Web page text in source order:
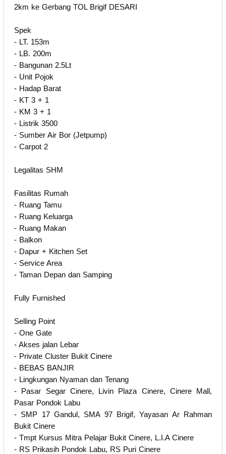
2km ke Gerbang TOL Brigif DESARI
Spek
- LT. 153m
- LB. 200m
- Bangunan 2.5Lt
- Unit Pojok
- Hadap Barat
- KT 3 + 1
- KM 3 + 1
- Listrik 3500
- Sumber Air Bor (Jetpump)
- Carpot 2
Legalitas SHM
Fasilitas Rumah
- Ruang Tamu
- Ruang Keluarga
- Ruang Makan
- Balkon
- Dapur + Kitchen Set
- Service Area
- Taman Depan dan Samping
Fully Furnished
Selling Point
- One Gate
- Akses jalan Lebar
- Private Cluster Bukit Cinere
- BEBAS BANJIR
- Lingkungan Nyaman dan Tenang
- Pasar Segar Cinere, Livin Plaza Cinere, Cinere Mall,
Pasar Pondok Labu
- SMP 17 Gandul, SMA 97 Brigif, Yayasan Ar Rahman
Bukit Cinere
- Tmpt Kursus Mitra Pelajar Bukit Cinere, L.I.A Cinere
- RS Prikasih Pondok Labu, RS Puri Cinere